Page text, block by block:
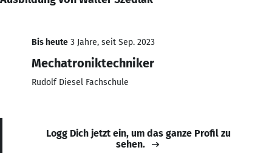
Bis heute 3 Jahre, seit Sep. 2023
Mechatroniktechniker
Rudolf Diesel Fachschule
Logg Dich jetzt ein, um das ganze Profil zu
sehen.